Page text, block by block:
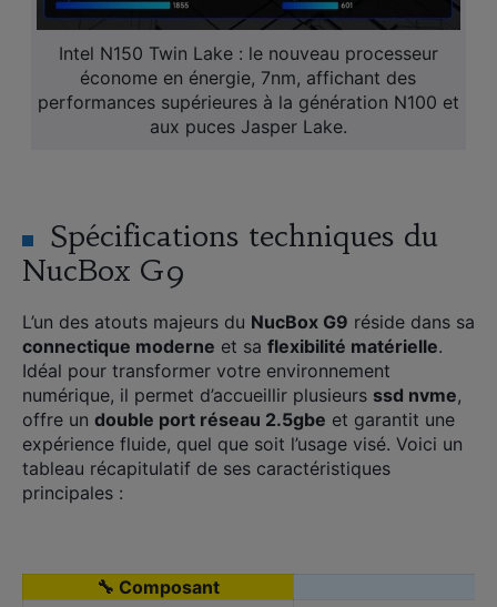
Intel N150 Twin Lake : le nouveau processeur
économe en énergie, 7nm, affichant des
performances supérieures à la génération N100 et
aux puces Jasper Lake.
Spécifications techniques du
NucBox G9
L’un des atouts majeurs du NucBox G9 réside dans sa
connectique moderne et sa flexibilité matérielle.
Idéal pour transformer votre environnement
numérique, il permet d’accueillir plusieurs ssd nvme,
offre un double port réseau 2.5gbe et garantit une
expérience fluide, quel que soit l’usage visé. Voici un
tableau récapitulatif de ses caractéristiques
principales :
🔧 Composant